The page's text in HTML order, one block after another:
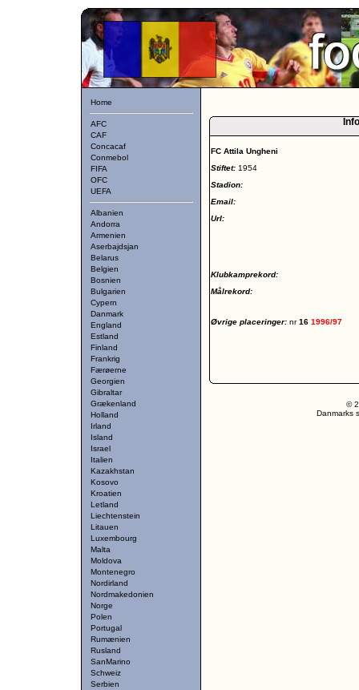
Home
AFC
CAF
Concacaf
Conmebol
FIFA
OFC
UEFA
Albanien
Andorra
Armenien
Aserbajdsjan
Belarus
Belgien
Bosnien
Bulgarien
Cypern
Danmark
England
Estland
Finland
Frankrig
Færøerne
Georgien
Gibraltar
Grækenland
Holland
Irland
Island
Israel
Italien
Kazakhstan
Kosovo
Kroatien
Letland
Liechtenstein
Litauen
Luxembourg
Malta
Moldova
Montenegro
Nordirland
Nordmakedonien
Norge
Polen
Portugal
Rumænien
Rusland
SanMarino
Schweiz
Serbien
FC Attila Ungheni
Stiftet: 1954
Stadion:
Email:
Url:
Klubkamprekord:
Målrekord:
Øvrige placeringer: nr16 1996/97
©
Danmarks